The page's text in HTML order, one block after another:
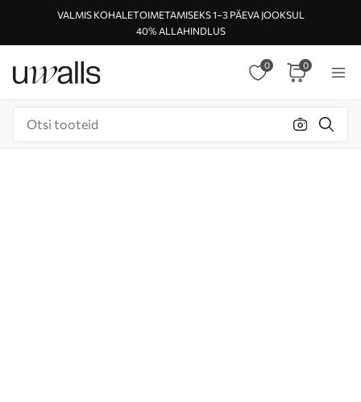
VALMIS KOHALETOIMETAMISEKS 1–3 PÄEVA JOOKSUL
40% ALLAHINDLUS
0 0